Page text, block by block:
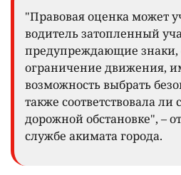
"Правовая оценка может
водитель затопленный
предупреждающие
ограничение движения,
возможность выбрать
также соответствовала
дорожной обстановке", –
службе акимата города.